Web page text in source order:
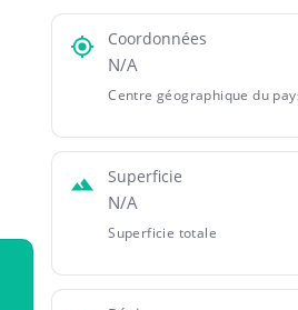
Coordonnées
N/A
Centre géographique du
Superficie
N/A
Superficie totale